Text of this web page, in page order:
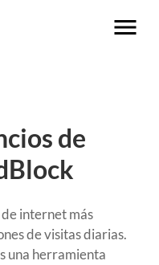
menu
de
de internet más
de visitas diarias.
una herramienta